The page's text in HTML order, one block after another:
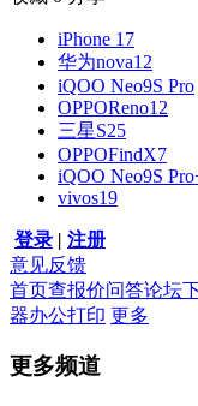
iPhone 17
华为nova12
iQOO Neo9S Pro
OPPOReno12
三星S25
OPPOFindX7
iQOO Neo9S
vivos19
登录 | 注册
意见反馈
首页查报价问答论坛
器办公打印 更多
更多频道